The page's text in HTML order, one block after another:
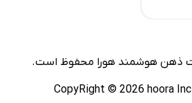
هوشمند هورامحفوظ است.
CopyRight ©2026